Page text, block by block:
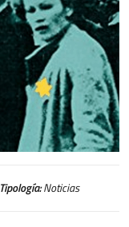
Tipología:Noticias